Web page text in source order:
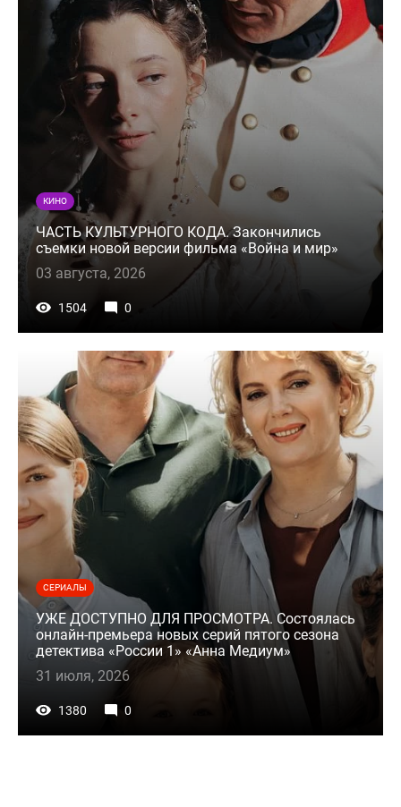
КИНО
ЧАСТЬ КУЛЬТУРНОГО КОДА. Закончились
съемки новой версии фильма «Война и мир»
03 августа, 2026
1504 0
СЕРИАЛЫ
УЖЕ ДОСТУПНО ДЛЯ ПРОСМОТРА. Состоялась
онлайн-премьера новых серий пятого сезона
детектива «России 1» «Анна Медиум»
31 июля, 2026
1380 0